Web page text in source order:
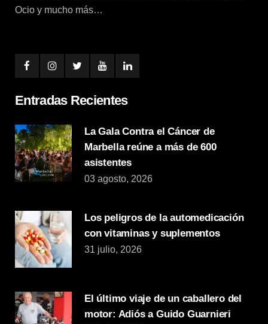
Ocio y mucho más…
Entradas Recientes
La Gala Contra el Cáncer de
Marbella reúne a más de 600
asistentes
03 agosto, 2026
Los peligros de la automedicación
con vitaminas y suplementos
31 julio, 2026
El último viaje de un caballero del
motor: Adiós a Guido Guarnieri